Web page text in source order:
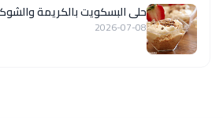
حلى البسكويت بالكريمة
2026-07-08